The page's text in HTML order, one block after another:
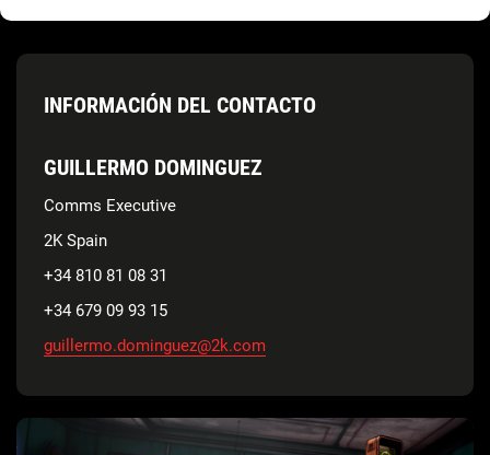
INFORMACIÓN DEL CONTACTO
GUILLERMO DOMINGUEZ
Comms Executive
2K Spain
+34 810 81 08 31
+34 679 09 93 15
guillermo.dominguez@2k.com